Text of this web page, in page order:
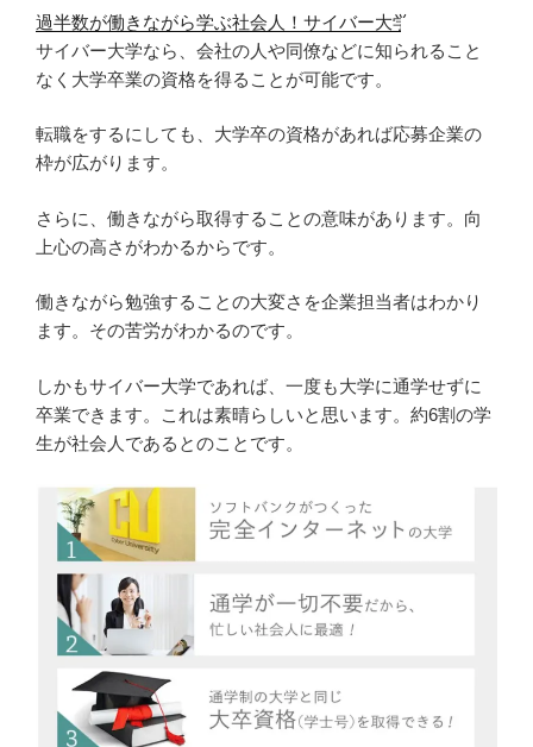
過半数が働きながら学ぶ社会人！サイバー大学
サイバー大学なら、会社の人や同僚などに知られること
なく大学卒業の資格を得ることが可能です。
転職をするにしても、大学卒の資格があれば応募企業の
枠が広がります。
さらに、働きながら取得することの意味があります。向
上心の高さがわかるからです。
働きながら勉強することの大変さを企業担当者はわかり
ます。その苦労がわかるのです。
しかもサイバー大学であれば、一度も大学に通学せずに
卒業できます。これは素晴らしいと思います。約6割の学
生が社会人であるとのことです。